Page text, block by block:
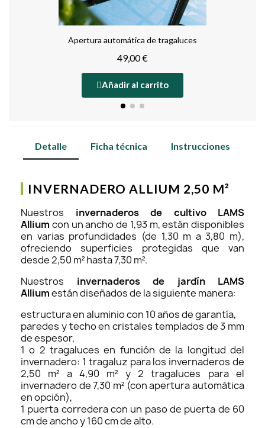
Apertura automática de tragaluces
49,00 €
Añadir al carrito
Detalle Ficha técnica Instrucciones
INVERNADERO ALLIUM 2,50 M²
Nuestros invernaderos de cultivo LAMS
Allium con un ancho de 1,93 m, están disponibles
en varias profundidades (de 1,30 m a 3,80 m),
ofreciendo superficies protegidas que van
desde 2,50 m² hasta 7,30 m².
Nuestros invernaderosde jardín LAMS
Alliumestán diseñados de la siguiente manera:
estructura en aluminio con 10 años de garantía,
paredes y techo en cristales templados de 3 mm
de espesor,
1 o 2 tragaluces en función de la longitud del
invernadero: 1 tragaluz para los invernaderos de
2,50 m² a 4,90 m² y 2 tragaluces para el
invernadero de 7,30 m² (con apertura automática
en opción),
1 puerta corredera con un paso de puerta de 60
cm de ancho y 160 cm de alto.